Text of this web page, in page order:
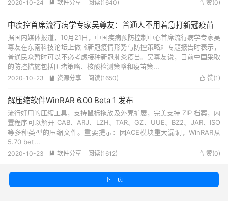
 赞(0)
2020-10-24  软件分享 阅读(1640)
中疾控首席流行病学专家吴尊友：普通人不用着急打新冠疫苗
据国内媒体报道，10月21日，中国疾病预防控制中心首席流行病学专家吴
尊友在东南科技论坛上做《新冠疫情形势与防控策略》专题报告时表示，
普通民众暂时可以不必考虑接种新冠肺炎疫苗。吴尊友说，目前中国采取
的防控措施包括围堵策略、核酸检测策略和疫苗策...
 赞(1 )
2020-10-23  资源分享 阅读(1650)
解压缩软件WinRAR 6.00 Beta 1 发布
流行好用的压缩工具，支持鼠标拖放及外壳扩展，完美支持 ZIP 档案，内
置程序可以解开 CAB、ARJ、LZH、TAR、GZ、UUE、BZ2、JAR、ISO
等多种类型的压缩文件。重要提示：因ACE模块重大漏洞，WinRAR从
5.70 bet...
 赞(0)
2020-10-23  软件分享 阅读(1612)
下一页